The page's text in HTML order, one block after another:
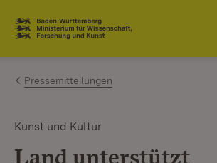
Zum Inhalt springen
Link zur Startseite
Pressemitteilungen
Kunst und Kultur
Land unterstützt